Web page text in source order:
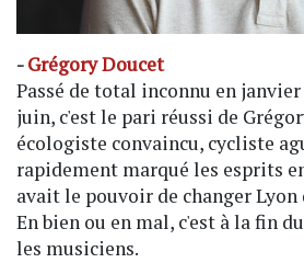
-Grégory Doucet
Passé de total inconnu en
juin, c'est le pari réussi de
écologiste convaincu, cycliste
rapidement marqué les esprits
avait le pouvoir de changer
En bien ou en mal, c'est à la fin
les musiciens.